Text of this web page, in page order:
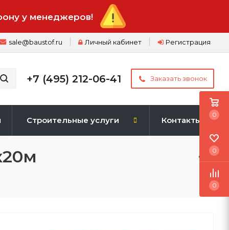
у менеджеров!
Регистрация
Личный кабинет
sale@baustof.ru
+7 (495) 212-06-41 Заказать звонок
Строительные услуги Контакты
0
0
0